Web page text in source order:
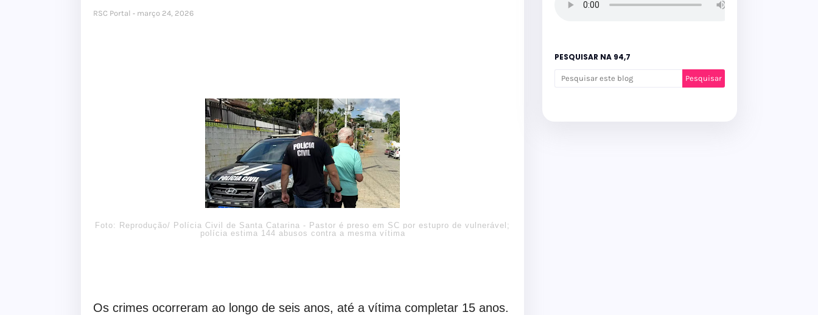
RSC Portal março 24, 2026
Foto: Reprodução/ Polícia Civil de Santa Catarina - Pastor é preso em SC por estupro de vulnerável;
polícia estima 144 abusos contra a mesma vítima
Os crimes ocorreram ao longo de seis anos, até a vítima completar 15 anos.
PESQUISAR NA 94,7